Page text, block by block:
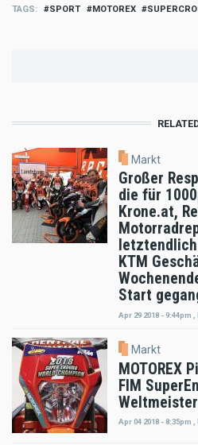
TAGS SPORT MOTOREX
Markt
Großer
die für
Krone.at,
KTM
Start
Apr 29 2018 - 9:44pm
Markt
MOTOREX
FIM
Apr 04 2018 - 8:35pm ,